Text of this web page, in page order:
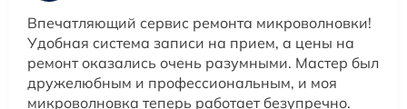
Впечатляющий сервис ремонта микроволновки!
Удобная система записи на прием, а цены на
ремонт оказались очень разумными. Мастер был
дружелюбным и профессиональным, и моя
микроволновка теперь работает безупречно.